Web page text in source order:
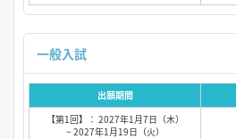
出願期間
【第1回】： 2027年1月7日（木）
~ 2027年1月19日（火）